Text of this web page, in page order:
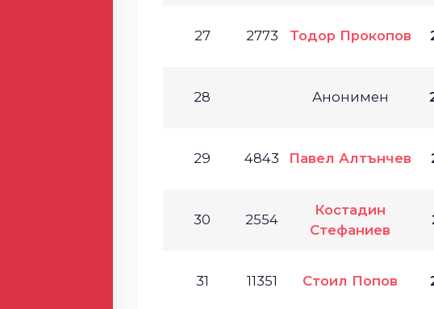
27 2773 Тодор Прокопов
28 Анонимен
29 4843 Павел Алтънчев
30 2554
Костадин
Стефаниев
31 11351 Стоил Попов